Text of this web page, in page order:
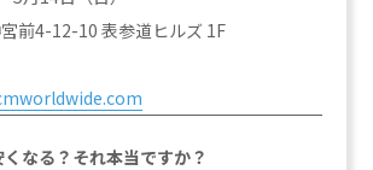
前4-12-10 表参道ヒルズ 1F
なる？それ本当ですか？